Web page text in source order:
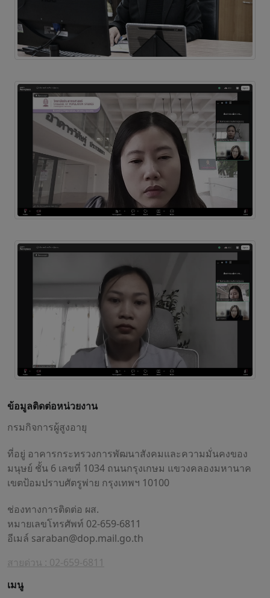
ข้อมูลติดต่อหน่วยงาน
กรมกิจการผู้สูงอายุ
ที่อยู่ อาคารกระทรวงการพัฒนาสังคมและความมั่นคงของ
มนุษย์ ชั้น 6 เลขที่ 1034 ถนนกรุงเกษม แขวงคลองมหานาค
เขตป้อมปราบศัตรูพ่าย กรุงเทพฯ 10100
ช่องทางการติดต่อ ผส.
หมายเลขโทรศัพท์ 02-659-6811
อีเมล์ saraban@dop.mail.go.th
สายด่วน : 02-659-6811
เมนู